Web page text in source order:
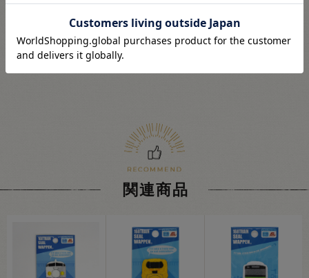
・当社の他オンラインショップと在庫を共有しており、注文が確定して
も完売･欠品の場合があります。予めご了承下さい。
関連商品